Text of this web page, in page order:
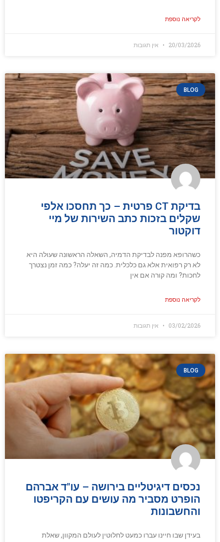
לקריאה נוספת
20/03/2026 אין תגובות
BLOG
בדיקת CT פרטית – כך תחסכו אלפי
שקלים בזכות כתב השירות של מיי
דוקטור
כשהרופא מפנה לבדיקת הדמיה, השאלה הראשונה שעולה היא
לא רק רפואית אלא גם כלכלית. כמה זה יעלה? כמה זמן נצטרך
לחכות? ומה קורה אם אין
לקריאה נוספת
03/02/2026 אין תגובות
BLOG
נכסים דיגיטליים בירושה – עו"ד אברהם
הופרט מסביר מה עושים עם הקריפטו
והחשבונות
בעידן שבו חיינו עברו כמעט לחלוטין לעולם המקוון, שאלת